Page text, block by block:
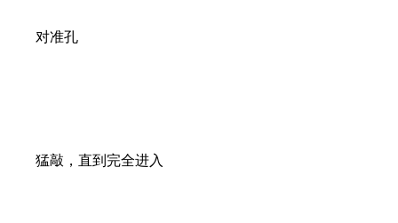
对准孔
猛敲，直到完全进入